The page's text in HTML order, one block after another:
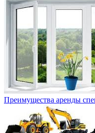
Преимущества аренды